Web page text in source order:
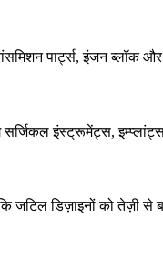
पार्ट्स, इंजन
इंस्ट्रूमेंट्स,
ताकि जटिल डिज़ाइनों